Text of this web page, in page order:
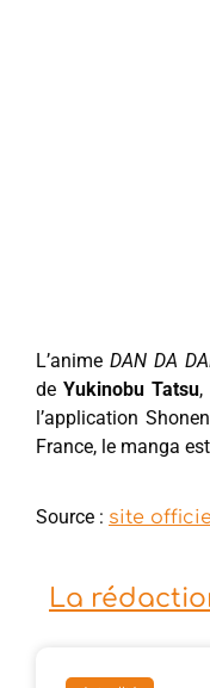
L’anime DAN DA
deYukinobu Tatsu,
l’application
France, le manga
Source : site
La